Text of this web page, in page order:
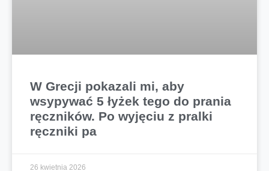
W Grecji pokazali mi, aby
wsypywać 5 łyżek tego do prania
ręczników. Po wyjęciu z pralki
ręczniki pa
26 kwietnia 2026